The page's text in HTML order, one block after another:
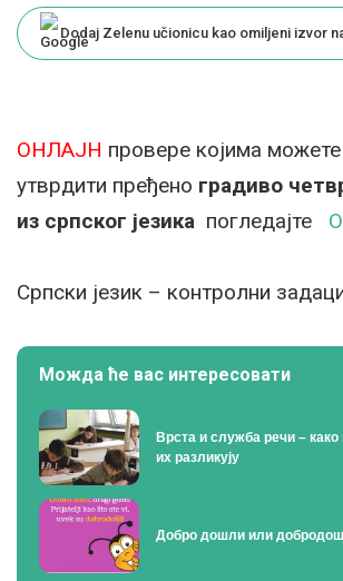
Dodaj Zelenu učionicu kao omiljeni izvor
ОНЛАЈН провере којима
утврдити пређено градиво
из српског језика погледајте
Српски језик – контролни
Можда ће вас интересовати
Врста и служба речи – како
их разликују
Добро дошли или